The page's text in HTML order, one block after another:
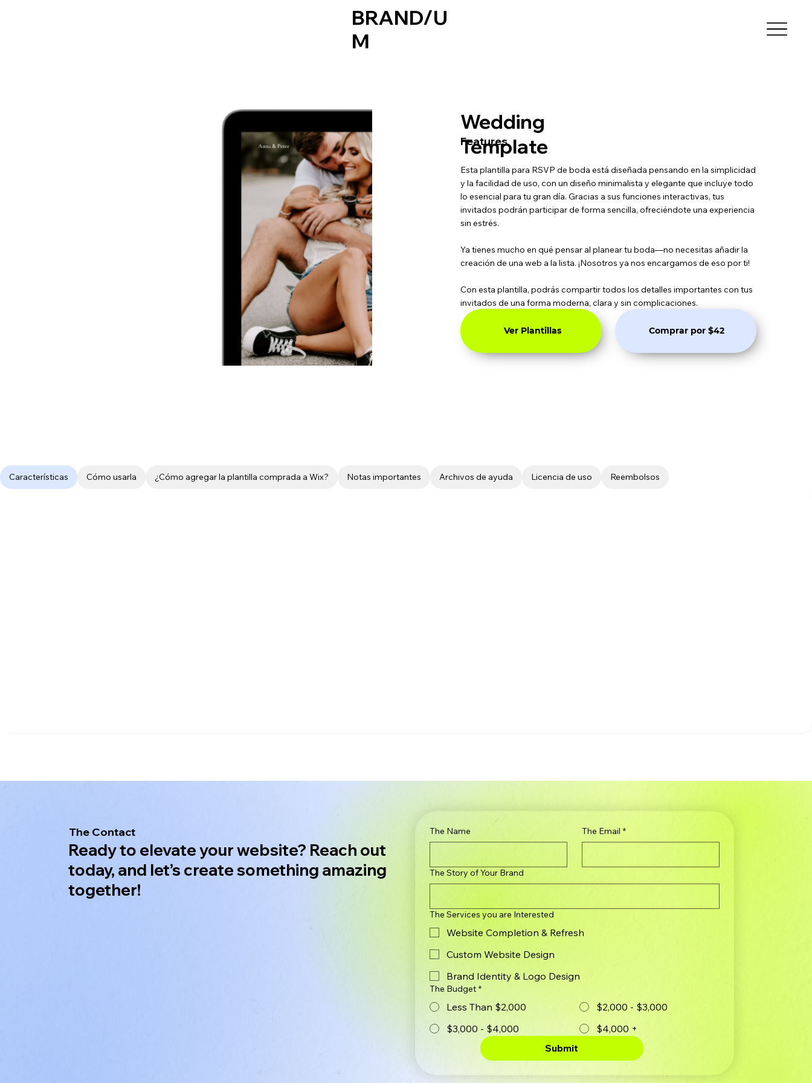
BRAND/U
M
Wedding
Template
Features
Esta plantilla para RSVP de boda está diseñada pensando en la simplicidad
y la facilidad de uso, con un diseño minimalista y elegante que incluye todo
lo esencial para tu gran día. Gracias a sus funciones interactivas, tus
invitados podrán participar de forma sencilla, ofreciéndote una experiencia
sin estrés.
Ya tienes mucho en qué pensar al planear tu boda—no necesitas añadir la
creación de una web a la lista. ¡Nosotros ya nos encargamos de eso por ti!
Con esta plantilla, podrás compartir todos los detalles importantes con tus
invitados de una forma moderna, clara y sin complicaciones.
Ver Plantillas Comprar por $42
Características Cómo usarla ¿Cómo agregar la plantilla comprada a Wix? Notas importantes Archivos de ayuda Licencia de uso Reembolsos
The Contact
Ready to elevate your website? Reach out
today, and let’s create something amazing
together!
The Name The Email *
The Story of Your Brand
The Services you are Interested
Website Completion & Refresh
Custom Website Design
Brand Identity & Logo Design
The Budget *
Less Than $2,000
$2,000 - $3,000
$3,000 - $4,000
$4,000 +
Submit